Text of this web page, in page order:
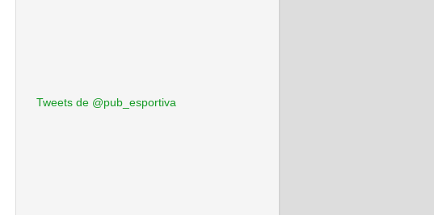
Tweets de @pub_esportiva